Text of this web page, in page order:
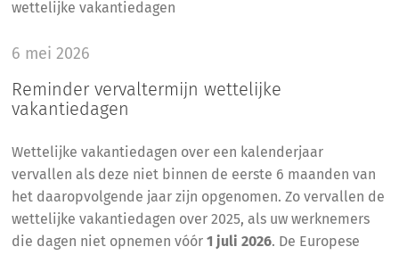
wettelijke vakantiedagen
6 mei 2026
Reminder vervaltermijn wettelijke
vakantiedagen
Wettelijke vakantiedagen over een kalenderjaar
vervallen als deze niet binnen de eerste 6 maanden van
het daaropvolgende jaar zijn opgenomen. Zo vervallen de
wettelijke vakantiedagen over 2025, als uw werknemers
die dagen niet opnemen vóór1 juli 2026. De Europese